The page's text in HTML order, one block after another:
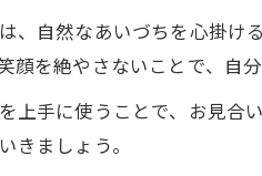
、自然なあいづちを心掛
顔を絶やさないことで、自
上手に使うことで、お見
きましょう。